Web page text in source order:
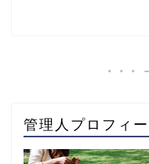
管理人プロフィ